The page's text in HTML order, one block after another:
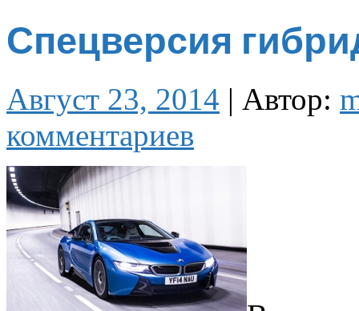
Спецверсия
Август 23, 2014 | Автор:
комментариев